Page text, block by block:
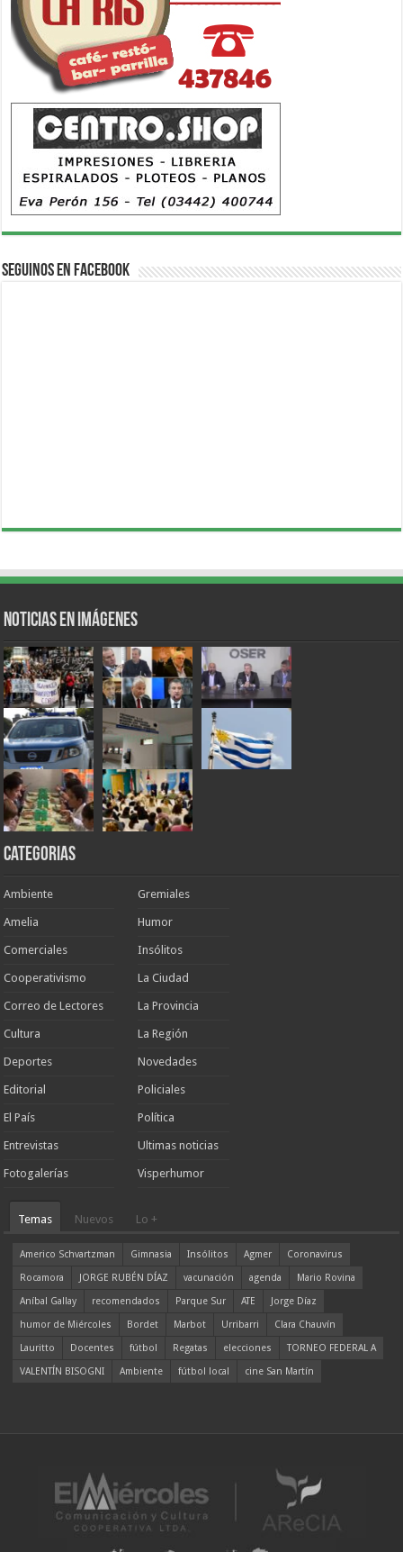
Seguinos en Facebook
Noticias en Imágenes
Categorias
Ambiente
Amelia
Comerciales
Cooperativismo
Correo de Lectores
Cultura
Deportes
Editorial
El País
Entrevistas
Fotogalerías
Gremiales
Humor
Insólitos
La Ciudad
La Provincia
La Región
Novedades
Policiales
Política
Ultimas noticias
Visperhumor
Temas Nuevos Lo +
Americo Schvartzman Gimnasia Insólitos Agmer
Coronavirus
Rocamora
JORGE RUBÉN DÍAZ vacunación agenda
Mario Rovina
Aníbal Gallay
recomendados Parque Sur ATE
Jorge Díaz
humor de Miércoles
Bordet Marbot Urribarri
Clara Chauvín
Lauritto
Docentes fútbol Regatas elecciones
TORNEO FEDERAL A
VALENTÍN BISOGNI
Ambiente fútbol local cine San Martín